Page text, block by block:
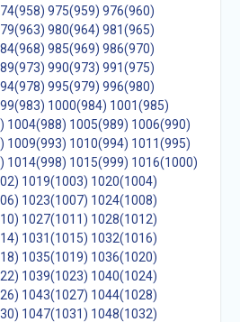
975(959) 976(960)
980(964) 981(965)
985(969) 986(970)
990(973) 991(975)
995(979) 996(980)
1000(984) 1001(985)
1004(988) 1005(989) 1006(990)
1009(993) 1010(994) 1011(995)
1014(998) 1015(999) 1016(1000)
1019(1003) 1020(1004)
1023(1007) 1024(1008)
1027(1011) 1028(1012)
1031(1015) 1032(1016)
1035(1019) 1036(1020)
1039(1023) 1040(1024)
1043(1027) 1044(1028)
1047(1031) 1048(1032)